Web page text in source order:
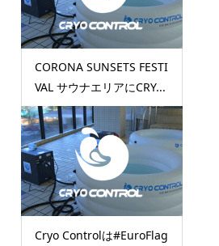
CORONA SUNSETS FESTI
VAL サウナエリアにCRY...
Cryo Controlは#EuroFlag